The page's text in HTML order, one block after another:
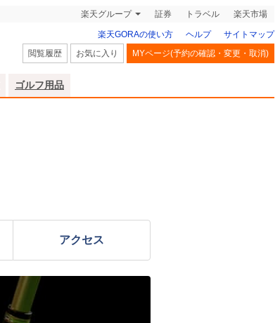
楽天グループ 証券 トラベル 楽天市場
楽天GORAの使い方 ヘルプ
サイトマップ
閲覧履歴
お気に入り MYページ(予約の確認・変更・取消)
ゴルフ用品
アクセス